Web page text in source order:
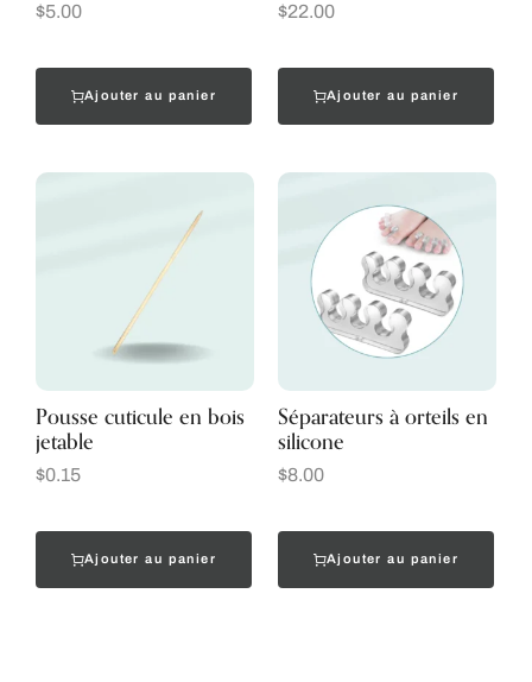
$5.00
Ajouter au panier
$22.00
Ajouter au panier
Pousse cuticule en bois
jetable
$0.15
Ajouter au panier
Séparateurs à orteils en
silicone
$8.00
Ajouter au panier